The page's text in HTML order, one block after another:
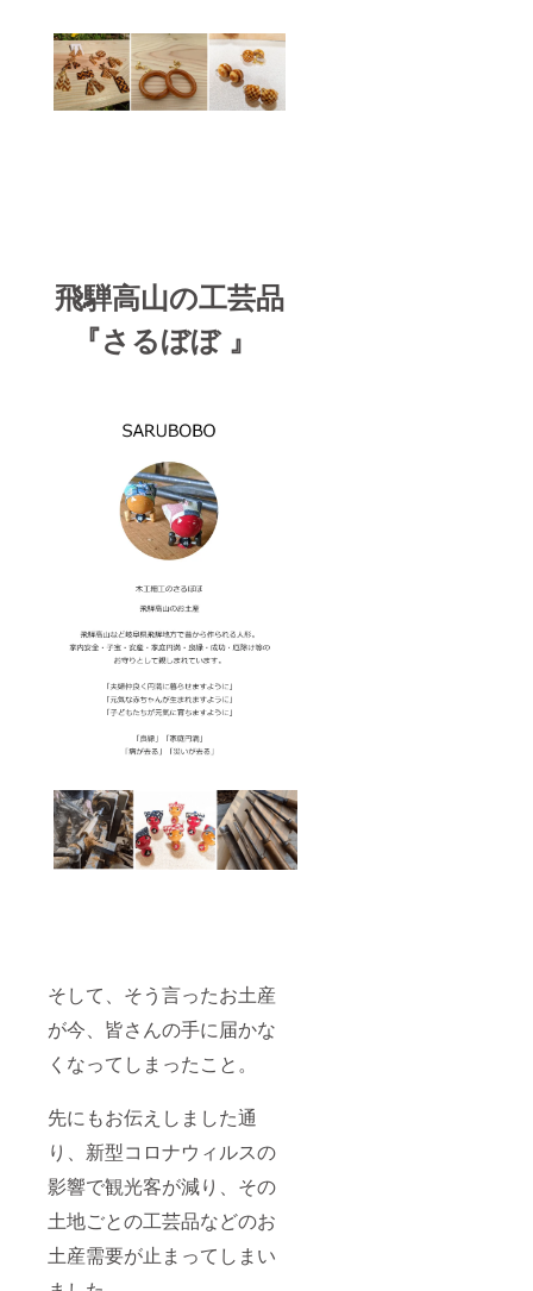
飛騨高山の工芸品
『さるぼぼ 』
そして、そう言ったお土産
が今、皆さんの手に届かな
くなってしまったこと。
先にもお伝えしました通
り、新型コロナウィルスの
影響で観光客が減り、その
土地ごとの工芸品などのお
土産需要が止まってしまい